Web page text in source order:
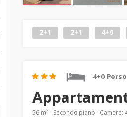
2+1 2+1 4+0
4+0
56 m2 - Secondo piano - Camere: